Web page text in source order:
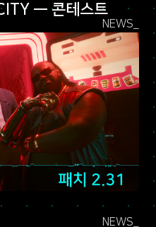
— 콘테스트
NEWS_
NEWS_